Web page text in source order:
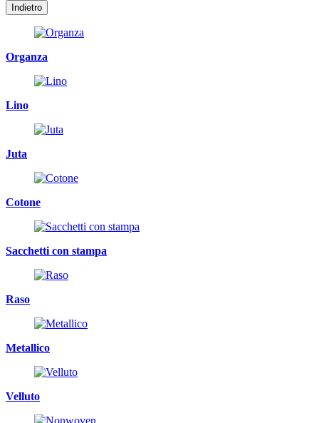
Indietro
Organza
Lino
Juta
Cotone
Sacchetti con stampa
Raso
Metallico
Velluto